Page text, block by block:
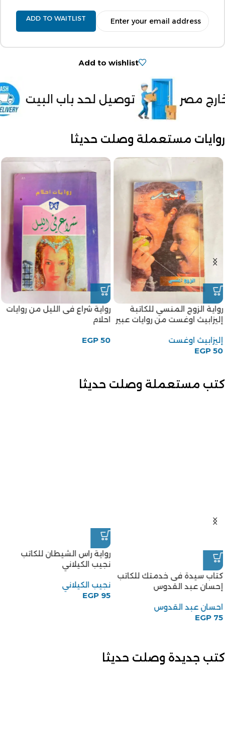
ADD TO WAITLIST
Add to wishlist
الدفع عند باب البيت
روايات مستعملة وصلت حديثا
رواية الزوج المنسي للكاتبة
إليزابيث اوغست من روايات عبير
إليزابيث اوغست
EGP 50
رواية شراع فى الليل من روايات
احلام
EGP 50
كتب مستعملة وصلت حديثا
كتاب سيدة فى خدمتك للكاتب
إحسان عبد القدوس
احسان عبد القدوس
EGP 75
رواية راس الشيطان للكاتب
نجيب الكيلاني
نجيب الكيلاني
EGP 95
كتب جديدة وصلت حديثا